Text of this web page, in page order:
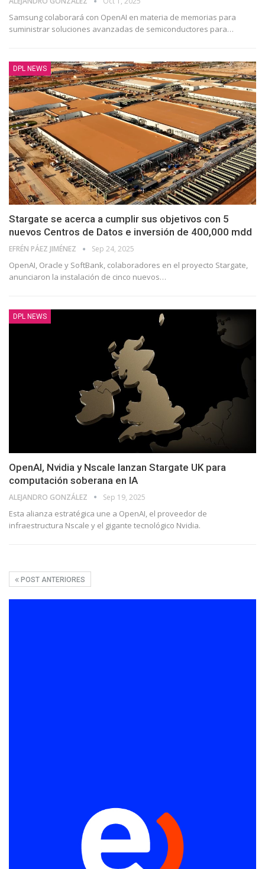
Samsung colaborará con OpenAI en materia de memorias para
suministrar soluciones avanzadas de semiconductores para…
DPL NEWS
Stargate se acerca a cumplir sus objetivos con 5
nuevos Centros de Datos e inversión de 400,000 mdd
EFRÉN PÁEZ JIMÉNEZ Sep 24, 2025
OpenAI, Oracle y SoftBank, colaboradores en el proyecto Stargate,
anunciaron la instalación de cinco nuevos…
DPL NEWS
OpenAI, Nvidia y Nscale lanzan Stargate UK para
computación soberana en IA
ALEJANDRO GONZÁLEZ Sep 19, 2025
Esta alianza estratégica une a OpenAI, el proveedor de
infraestructura Nscale y el gigante tecnológico Nvidia.
POST ANTERIORES